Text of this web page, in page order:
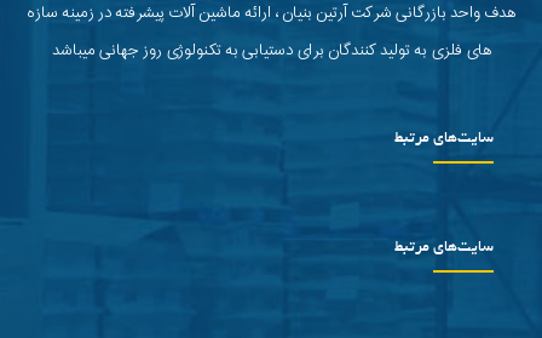
هدف واحد بازرگانی شرکت آرتین بنیان ، ارائه ماشین آلات پیشرفته در زمینه سازه
های فلزی به تولید کنندگان برای دستیابی به تکنولوژی روز جهانی میباشد
سایت‌های مرتبط
سایت‌های مرتبط